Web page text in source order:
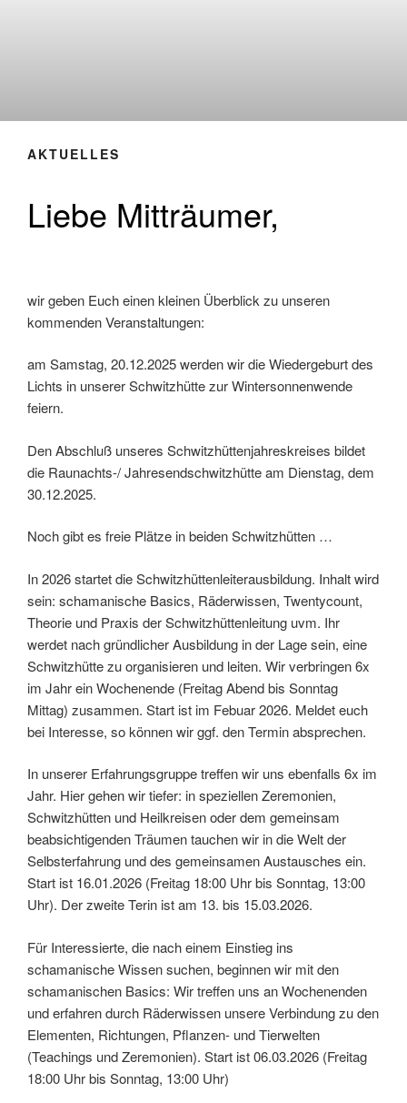
AKTUELLES
Liebe Mitträumer,
wir geben Euch einen kleinen Überblick zu unseren
kommenden Veranstaltungen:
am Samstag, 20.12.2025 werden wir die Wiedergeburt des
Lichts in unserer Schwitzhütte zur Wintersonnenwende
feiern.
Den Abschluß unseres Schwitzhüttenjahreskreises bildet
die Raunachts-/ Jahresendschwitzhütte am Dienstag, dem
30.12.2025.
Noch gibt es freie Plätze in beiden Schwitzhütten …
In 2026 startet die Schwitzhüttenleiterausbildung. Inhalt wird
sein: schamanische Basics, Räderwissen, Twentycount,
Theorie und Praxis der Schwitzhüttenleitung uvm. Ihr
werdet nach gründlicher Ausbildung in der Lage sein, eine
Schwitzhütte zu organisieren und leiten. Wir verbringen 6x
im Jahr ein Wochenende (Freitag Abend bis Sonntag
Mittag) zusammen. Start ist im Febuar 2026. Meldet euch
bei Interesse, so können wir ggf. den Termin absprechen.
In unserer Erfahrungsgruppe treffen wir uns ebenfalls 6x im
Jahr. Hier gehen wir tiefer: in speziellen Zeremonien,
Schwitzhütten und Heilkreisen oder dem gemeinsam
beabsichtigenden Träumen tauchen wir in die Welt der
Selbsterfahrung und des gemeinsamen Austausches ein.
Start ist 16.01.2026 (Freitag 18:00 Uhr bis Sonntag, 13:00
Uhr). Der zweite Terin ist am 13. bis 15.03.2026.
Für Interessierte, die nach einem Einstieg ins
schamanische Wissen suchen, beginnen wir mit den
schamanischen Basics: Wir treffen uns an Wochenenden
und erfahren durch Räderwissen unsere Verbindung zu den
Elementen, Richtungen, Pflanzen- und Tierwelten
(Teachings und Zeremonien). Start ist 06.03.2026 (Freitag
18:00 Uhr bis Sonntag, 13:00 Uhr)